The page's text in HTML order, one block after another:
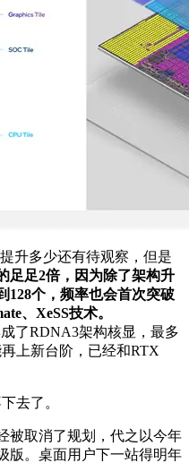
升多少还有待观察，但是
足足2倍，因为除了架构升
128个，频率也会首次突破
、XeSS技术。
了RDNA3架构核显，最多
上新台阶，已经和RTX
去了。
被取消了规划，代之以今年
版。桌面用户下一站得明年